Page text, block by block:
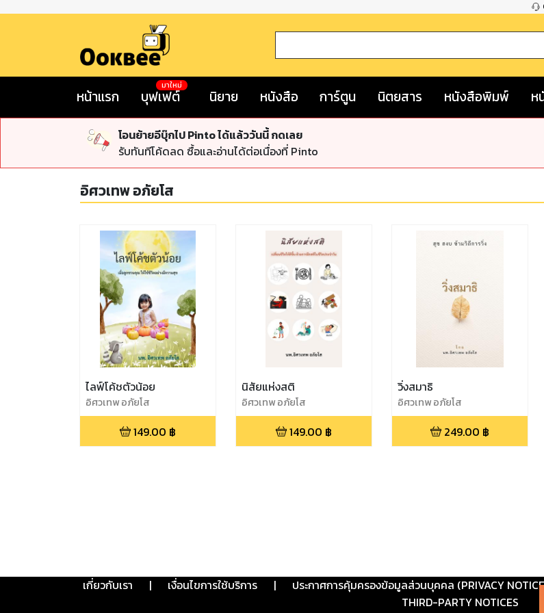
หน้าแรก บุฟเฟต์
มาใหม่
นิยาย หนังสือ การ์ตูน นิตยสาร หนังสือพิมพ์ ห
โอนย้ายอีบุ๊กไป Pinto ได้แล้ววันนี้ กดเลย
รับทันทีโค้ดลด ซื้อและอ่านได้ต่อเนื่องที่ Pinto
อิศวเทพ อภัยโส
ไลฟ์โค้ชตัวน้อย
อิศวเทพ อภัยโส
149.00 ฿
นิสัยแห่งสติ
อิศวเทพ อภัยโส
149.00 ฿
วิ่งสมาธิ
อิศวเทพ อภัยโส
249.00 ฿
เกี่ยวกับเรา | เงื่อนไขการใช้บริการ | ประกาศการคุ้มครองข้อมูลส่วนบุคคล (PRIVACY
THIRD-PARTY NOTICES